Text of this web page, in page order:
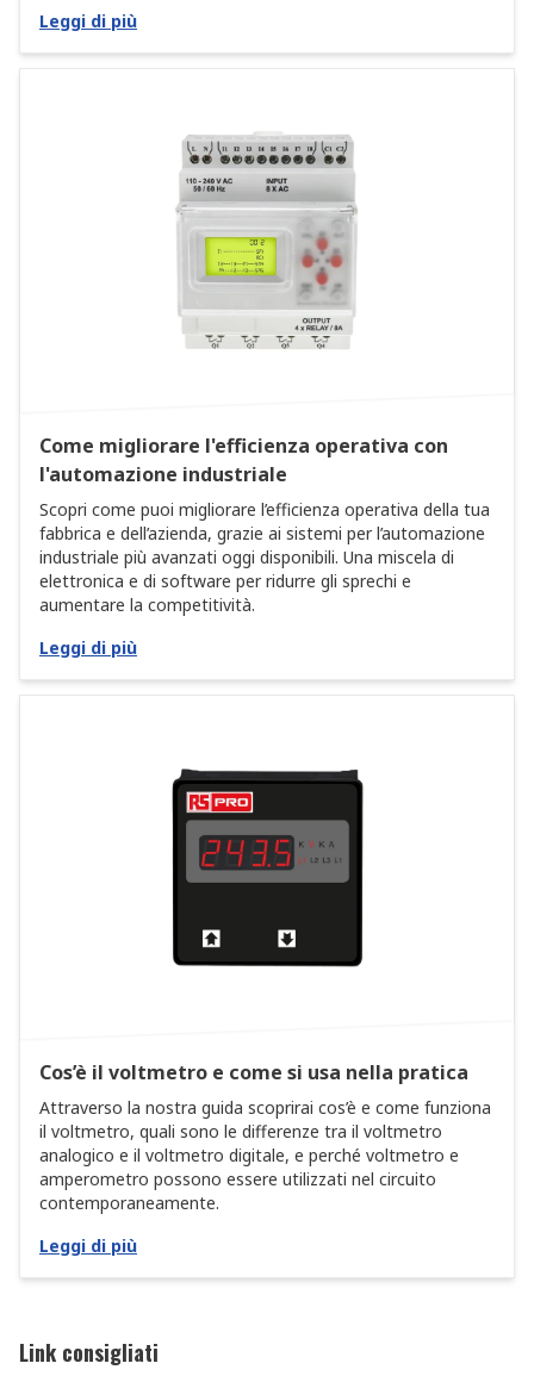
Leggi di più
Come migliorare l'efficienza operativa con
l'automazione industriale
Scopri come puoi migliorare l’efficienza operativa della tua
fabbrica e dell’azienda, grazie ai sistemi per l’automazione
industriale più avanzati oggi disponibili. Una miscela di
elettronica e di software per ridurre gli sprechi e
aumentare la competitività.
Leggi di più
Cos’è il voltmetro e come si usa nella pratica
Attraverso la nostra guida scoprirai cos’è e come funziona
il voltmetro, quali sono le differenze tra il voltmetro
analogico e il voltmetro digitale, e perché voltmetro e
amperometro possono essere utilizzati nel circuito
contemporaneamente.
Leggi di più
Link consigliati